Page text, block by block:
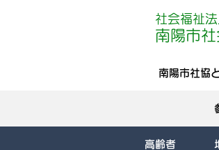
社会福祉法
南陽市社
南陽市社協
高齢者